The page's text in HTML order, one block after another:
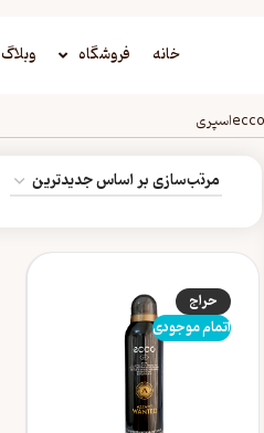
خانه فروشگاه وبلاگ
حراج
اتمام موجودی